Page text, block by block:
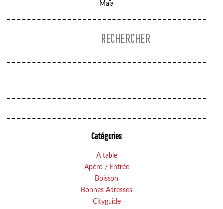
Maïa
Catégories
A table
Apéro / Entrée
Boisson
Bonnes Adresses
Cityguide